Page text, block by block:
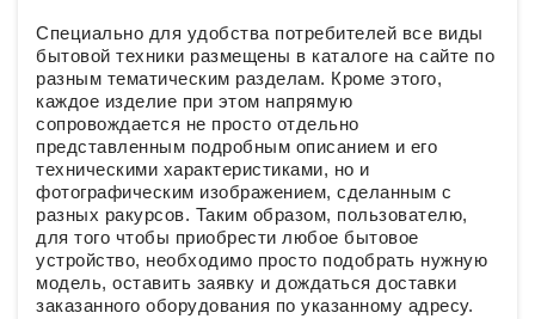
Специально для удобства потребителей все виды
бытовой техники размещены в каталоге на сайте по
разным тематическим разделам. Кроме этого,
каждое изделие при этом напрямую
сопровождается не просто отдельно
представленным подробным описанием и его
техническими характеристиками, но и
фотографическим изображением, сделанным с
разных ракурсов. Таким образом, пользователю,
для того чтобы приобрести любое бытовое
устройство, необходимо просто подобрать нужную
модель, оставить заявку и дождаться доставки
заказанного оборудования по указанному адресу.